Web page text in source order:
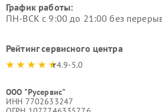
График работы:
ПН-ВСК с 9:00 до 21:00 без
Рейтинг сервисного центра
4.9-5.0
ООО "Русервис"
ИНН 7702633247